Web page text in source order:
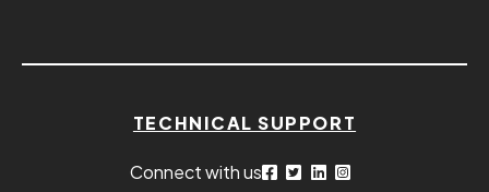
TECHNICAL SUPPORT
Connect with us